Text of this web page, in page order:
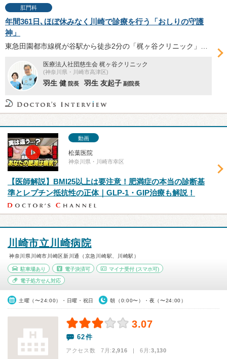
肛門科
年間361日､ほぼ休みなく川崎で診療を行う「おしりの守護
神」
医療法人社団慈生会 梶ヶ谷クリニック
(神奈川県・川崎市高津区)
羽生 健 院長 羽生 友起子 副院長
動画
松葉医院
神奈川県・川崎市幸区
【医師解説】BMI25以上は要注意！肥満症の本当の診断基
準とレプチン抵抗性の正体｜GLP-1・GIP治療も解説！
川崎市立川崎病院
神奈川県川崎市川崎区新川通（京急川崎駅、川崎駅）
駐車場あり 電子決済可 マイナ受付 (スマホ可)
電子処方せん対応
土曜（〜24:00）・日曜・祝日 朝（0:00〜）・夜（〜24:00）
3.07
62件
アクセス数 7月:2,916 | 6月:3,130